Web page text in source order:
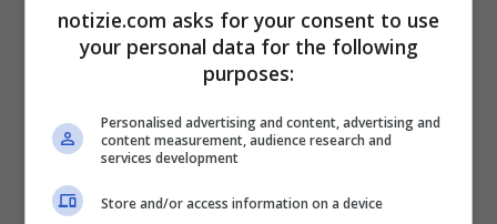
Riflessioni in casa Rai
notizie.com asks for your consent to use
your personal data for the following
purposes:
Personalised advertising and content, advertising and
content measurement, audience research and
services development
Store and/or access information on a device